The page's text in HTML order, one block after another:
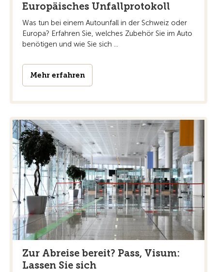
Europäisches Unfallprotokoll
Was tun bei einem Autounfall in der Schweiz oder
Europa? Erfahren Sie, welches Zubehör Sie im Auto
benötigen und wie Sie sich ...
Mehr erfahren
Zur Abreise bereit? Pass, Visum:
Lassen Sie sich